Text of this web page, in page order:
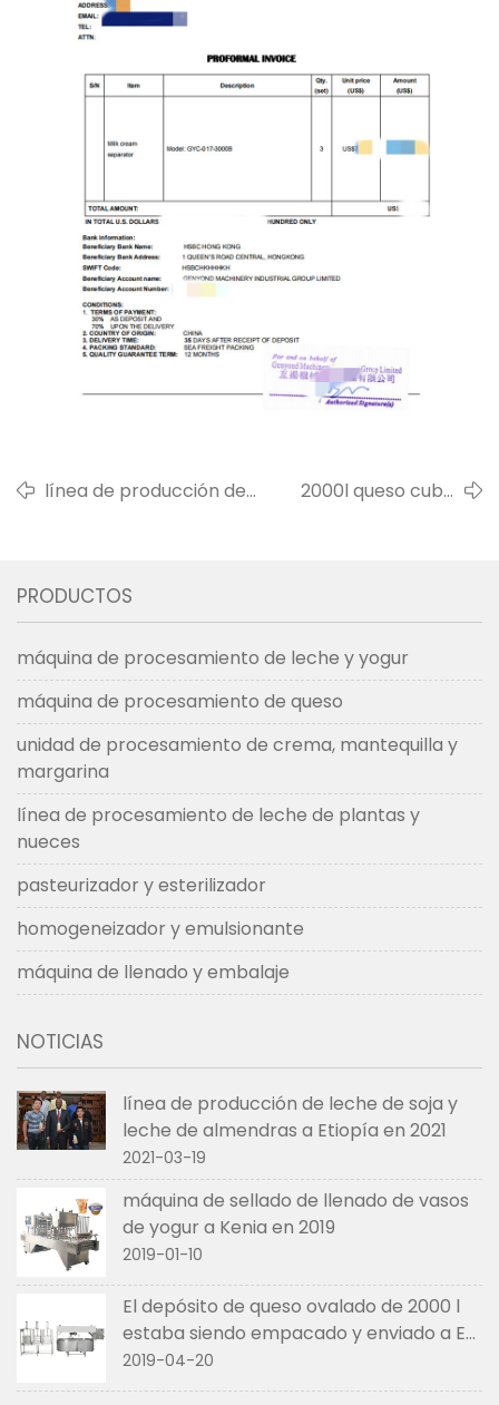
línea de producción de
2000l queso cuba
PRODUCTOS
máquina de procesamiento de leche y yogur
máquina de procesamiento de queso
unidad de procesamiento de crema, mantequilla y
margarina
línea de procesamiento de leche de plantas y
nueces
pasteurizador y esterilizador
homogeneizador y emulsionante
máquina de llenado y embalaje
NOTICIAS
línea de producción de leche de soja y
leche de almendras a Etiopía en 2021
2021-03-19
máquina de sellado de llenado de vasos
de yogur a Kenia en 2019
2019-01-10
El depósito de queso ovalado de 2000 l
estaba siendo empacado y enviado a EE.
UU. en abril de 2019
2019-04-20